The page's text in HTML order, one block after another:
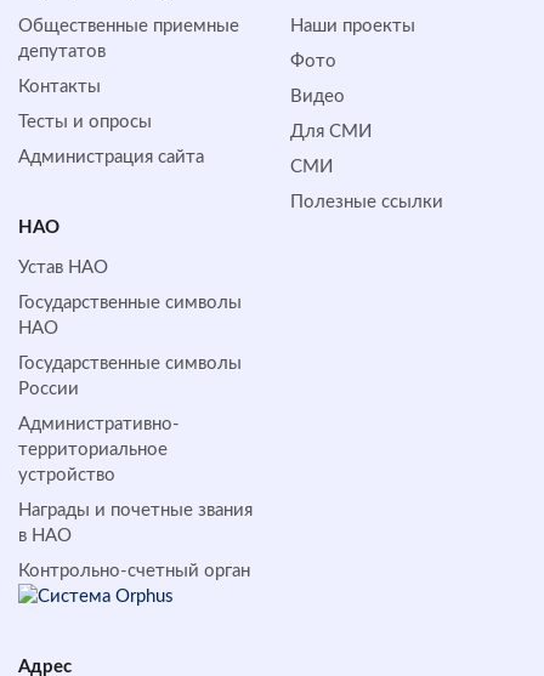
Общественные приемные
депутатов
Контакты
Тесты и опросы
Администрация сайта
Наши проекты
Фото
Видео
Для СМИ
СМИ
Полезные ссылки
НАО
Устав НАО
Государственные символы
НАО
Государственные символы
России
Административно-
территориальное
устройство
Награды и почетные звания
в НАО
Контрольно-счетный орган
Адрес